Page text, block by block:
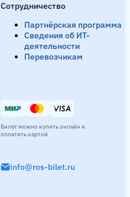
Сотрудничество
Партнёрская программа
Сведения об ИТ-
деятельности
Перевозчикам
info@ros-bilet.ru
Билет можно купить онлайн и
оплатить картой